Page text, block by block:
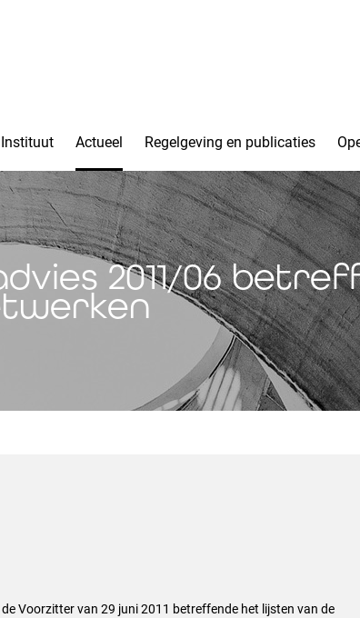
Actueel Regelgeving en publicaties
2011/06
Voorzitter van 29 juni 2011 betreffende het lijsten van de